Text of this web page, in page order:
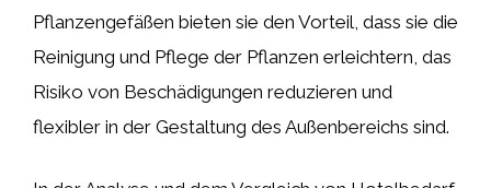
Pflanzengefäßen bieten sie den Vorteil, dass sie die
Reinigung und Pflege der Pflanzen erleichtern, das
Risiko von Beschädigungen reduzieren und
flexibler in der Gestaltung des Außenbereichs sind.